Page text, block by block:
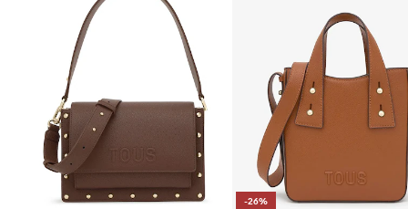
-26%